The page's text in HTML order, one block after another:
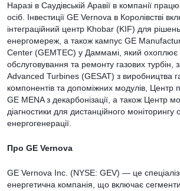
Наразі в Саудівській Аравії в компанії
осіб. Інвестиції GE Vernova в Королівстві
інтеграційний центр Khobar (KIF) для
енергомереж, а також кампус GE
Center (GEMTEC) у Даммамі, який охоплює
обслуговування та ремонту газових турбін,
Advanced Turbines (GESAT) з виробництва
компонентів та допоміжних модулів, Центр
GE MENA з декарбонізації, а також Центр
діагностики для дистанційного моніторингу
енергогенерації.
Про GE Vernova
GE Vernova Inc. (NYSE: GEV) — це
енергетична компанія, що включає сегменти